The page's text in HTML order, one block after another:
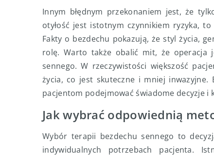
Innym błędnym przekonaniem jest, że
otyłość jest istotnym czynnikiem ryzyka,
Fakty o bezdechu pokazują, że styl życia,
rolę. Warto także obalić mit, że operacja
sennego. W rzeczywistości większość
życia, co jest skuteczne i mniej inwazyjne.
pacjentom podejmować świadome decyzje
Jak wybrać odpowiednią
Wybór terapii bezdechu sennego to
indywidualnych potrzebach pacjenta.